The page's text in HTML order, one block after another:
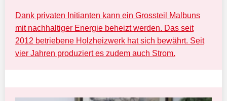
Dank privaten Initianten kann ein Grossteil Malbuns
mit nachhaltiger Energie beheizt werden. Das seit
2012 betriebene Holzheizwerk hat sich bewährt. Seit
vier Jahren produziert es zudem auch Strom.